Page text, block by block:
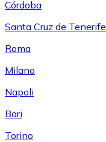
Córdoba
Santa Cruz de Tenerife
Roma
Milano
Napoli
Bari
Torino